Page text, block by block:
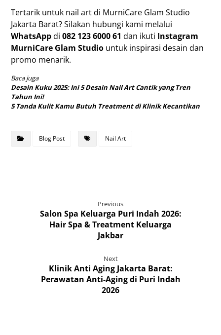
Tertarik untuk nail art di MurniCare Glam Studio
Jakarta Barat? Silakan hubungi kami melalui
WhatsAppdi082 123 6000 61 dan ikuti Instagram
MurniCare Glam Studio untuk inspirasi desain dan
promo menarik.
Baca juga
Desain Kuku 2025: Ini 5 Desain Nail Art Cantik yang Tren
Tahun Ini!
5 Tanda Kulit Kamu Butuh Treatment di Klinik Kecantikan
Blog Post Nail Art
Previous
Salon Spa Keluarga Puri Indah 2026:
Hair Spa & Treatment Keluarga
Jakbar
Next
Klinik Anti Aging Jakarta Barat:
Perawatan Anti-Aging di Puri Indah
2026